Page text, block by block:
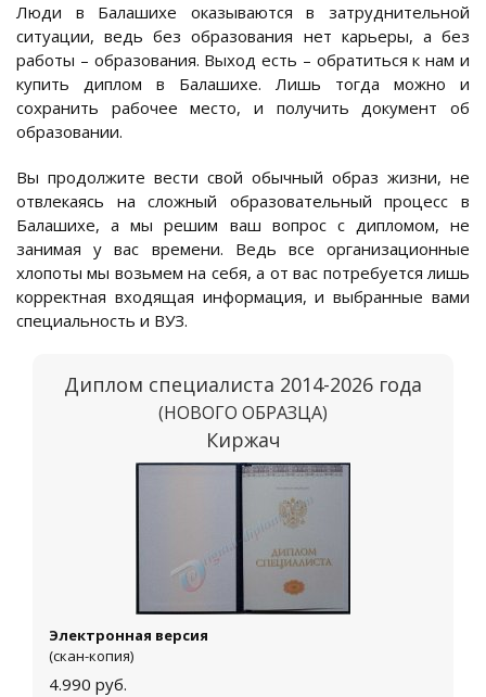
Люди в Балашихе оказываются в затруднительной
ситуации, ведь без образования нет карьеры, а без
работы – образования. Выход есть – обратиться к нам и
купить диплом в Балашихе. Лишь тогда можно и
сохранить рабочее место, и получить документ об
образовании.
Вы продолжите вести свой обычный образ жизни, не
отвлекаясь на сложный образовательный процесс в
Балашихе, а мы решим ваш вопрос с дипломом, не
занимая у вас времени. Ведь все организационные
хлопоты мы возьмем на себя, а от вас потребуется лишь
корректная входящая информация, и выбранные вами
специальность и ВУЗ.
Диплом специалиста 2014-2026 года
(НОВОГО ОБРАЗЦА)
Киржач
Электронная версия
(скан-копия)
4.990 руб.